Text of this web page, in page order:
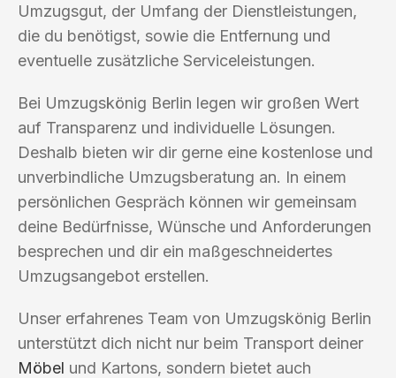
Umzugsgut, der Umfang der Dienstleistungen,
die du benötigst, sowie die Entfernung und
eventuelle zusätzliche Serviceleistungen.
Bei Umzugskönig Berlin legen wir großen Wert
auf Transparenz und individuelle Lösungen.
Deshalb bieten wir dir gerne eine kostenlose und
unverbindliche Umzugsberatung an. In einem
persönlichen Gespräch können wir gemeinsam
deine Bedürfnisse, Wünsche und Anforderungen
besprechen und dir ein maßgeschneidertes
Umzugsangebot erstellen.
Unser erfahrenes Team von Umzugskönig Berlin
unterstützt dich nicht nur beim Transport deiner
Möbel und Kartons, sondern bietet auch